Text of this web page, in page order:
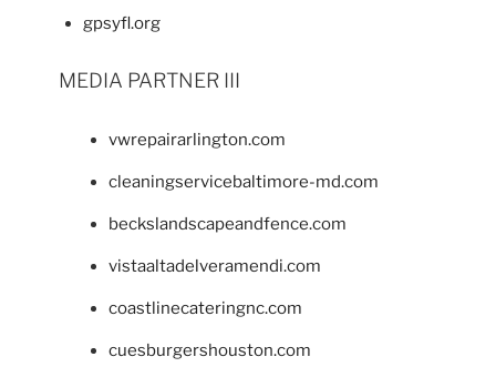
gpsyfl.org
MEDIA PARTNER III
vwrepairarlington.com
cleaningservicebaltimore-md.com
beckslandscapeandfence.com
vistaaltadelveramendi.com
coastlinecateringnc.com
cuesburgershouston.com